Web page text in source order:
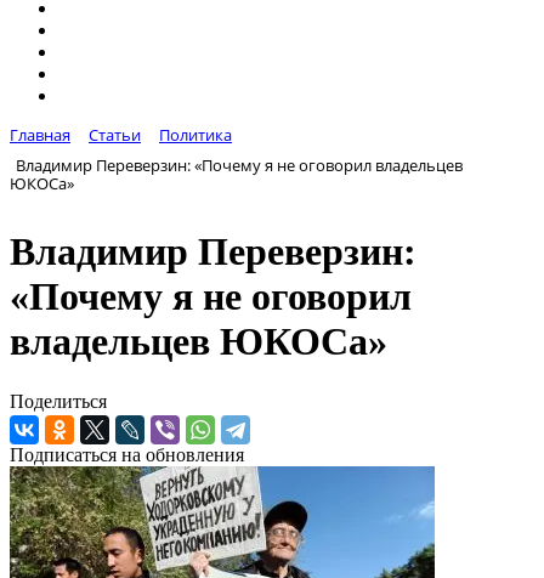
Главная Статьи
Политика
Владимир Переверзин: «Почему я не оговорил владельцев
ЮКОСа»
Владимир Переверзин:
«Почему я не оговорил
владельцев ЮКОСа»
Поделиться
Подписаться на обновления